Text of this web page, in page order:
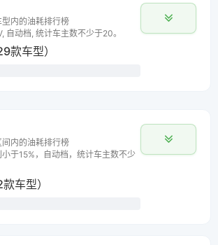
内的油耗排行榜
自动档, 统计车主数不少于20。
款车型）
内的油耗排行榜
于15%，自动档，统计车主数不少
车型）